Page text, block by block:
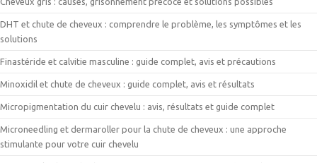
DHT et chute de cheveux : comprendre le problème, les symptômes et les
solutions
Finastéride et calvitie masculine : guide complet, avis et précautions
Minoxidil et chute de cheveux : guide complet, avis et résultats
Micropigmentation du cuir chevelu : avis, résultats et guide complet
Microneedling et dermaroller pour la chute de cheveux : une approche
stimulante pour votre cuir chevelu